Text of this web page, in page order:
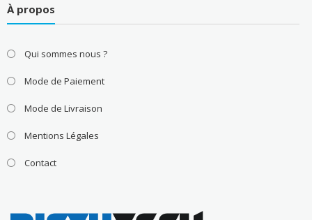
À propos
Qui sommes nous ?
Mode de Paiement
Mode de Livraison
Mentions Légales
Contact